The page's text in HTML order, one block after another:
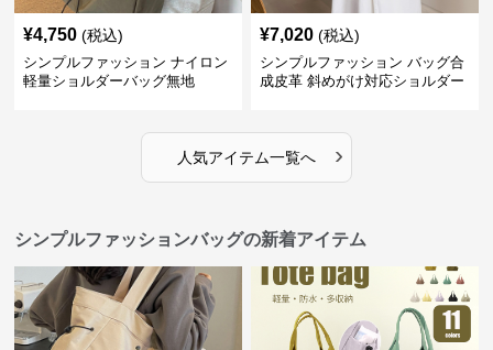
¥4,750 (税込)
シンプルファッション ナイロン
軽量ショルダーバッグ無地
¥7,020 (税込)
シンプルファッション バッグ合
成皮革 斜めがけ対応ショルダー
人気アイテム一覧へ ›
シンプルファッションバッグの新着アイテム